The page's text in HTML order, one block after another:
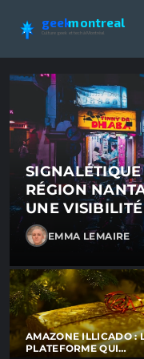
GMgeekmontreal
Culture geek et tech à Montréal
RÉGION
UNE VISIBILITÉ
EMMA LEMAIRE
AMAZONE ILLICADO :
PLATEFORME QUI